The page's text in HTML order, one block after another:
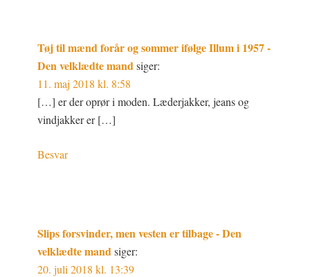
Tøj til mænd forår og sommer ifølge Illum i 1957 -
Den velklædte mand siger:
11. maj 2018 kl. 8:58
[…] er der oprør i moden. Læderjakker, jeans og
vindjakker er […]
Besvar
Slips forsvinder, men vesten er tilbage - Den
velklædte mand siger:
20. juli 2018 kl. 13:39